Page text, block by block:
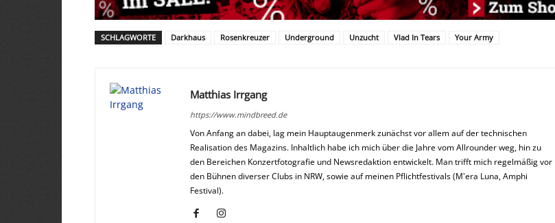
SCHLAGWORTE Darkhaus Rosenkreuzer Underground Unzucht Vlad In Tears Your Army
Matthias Irrgang
https://www.mindbreed.de
Von Anfang an dabei, lag mein Hauptaugenmerk zunächst vor allem auf der technischen
Realisation des Magazins. Inhaltlich habe ich mich über die Jahre vom Allrounder weg, hin zu
den Bereichen Konzertfotografie und Newsredaktion entwickelt. Man trifft mich regelmäßig vor
den Bühnen diverser Clubs in NRW, sowie auf meinen Pflichtfestivals (M'era Luna, Amphi
Festival).